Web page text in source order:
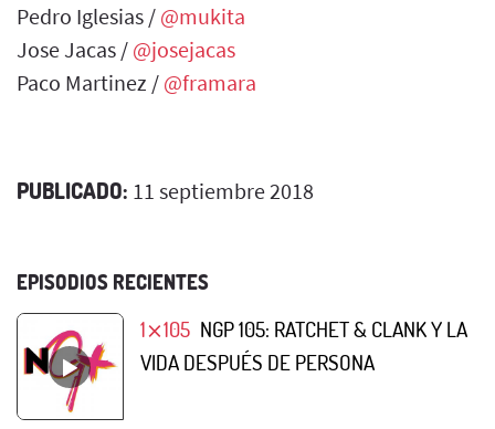
Pedro Iglesias / @mukita
Jose Jacas / @josejacas
Paco Martinez / @framara
PUBLICADO: 11 septiembre 2018
EPISODIOS RECIENTES
1⨯105 NGP 105: RATCHET & CLANK Y LA
VIDA DESPUÉS DE PERSONA